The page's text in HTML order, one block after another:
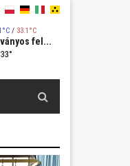
/ 33.1°C
fel...